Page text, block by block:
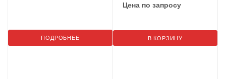
ПОДРОБНЕЕ
Цена по запросу
В КОРЗИНУ